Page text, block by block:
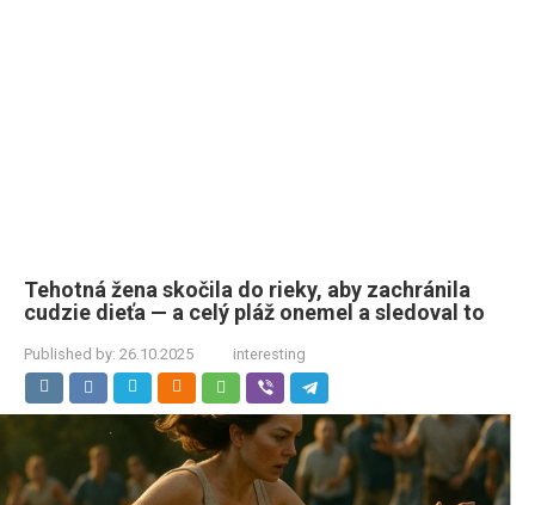
Tehotná žena skočila do rieky, aby zachránila
cudzie dieťa — a celý pláž onemel a sledoval to
Published by: 26.10.2025 interesting